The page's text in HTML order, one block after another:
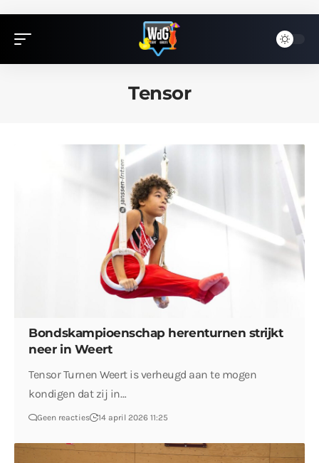
Tensor
Bondskampioenschap herenturnen strijkt
neer in Weert
Tensor Turnen Weert is verheugd aan te mogen
kondigen dat zij in…
Geen reacties 14 april 2026 11:25